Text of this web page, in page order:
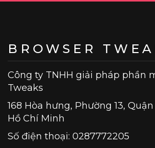
BROWSER
Công ty TNHH giải pháp phần
Tweaks
168 Hòa hưng, Phường 13,
Hồ Chí Minh
Số điện thoại: 0287772205